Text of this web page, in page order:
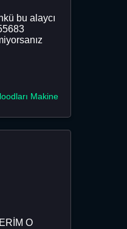
bu alaycı
Makine
O